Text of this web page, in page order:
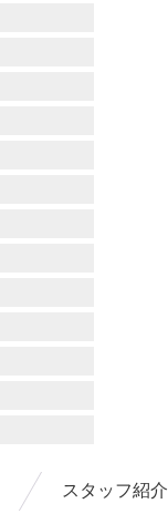
スタッフ紹介